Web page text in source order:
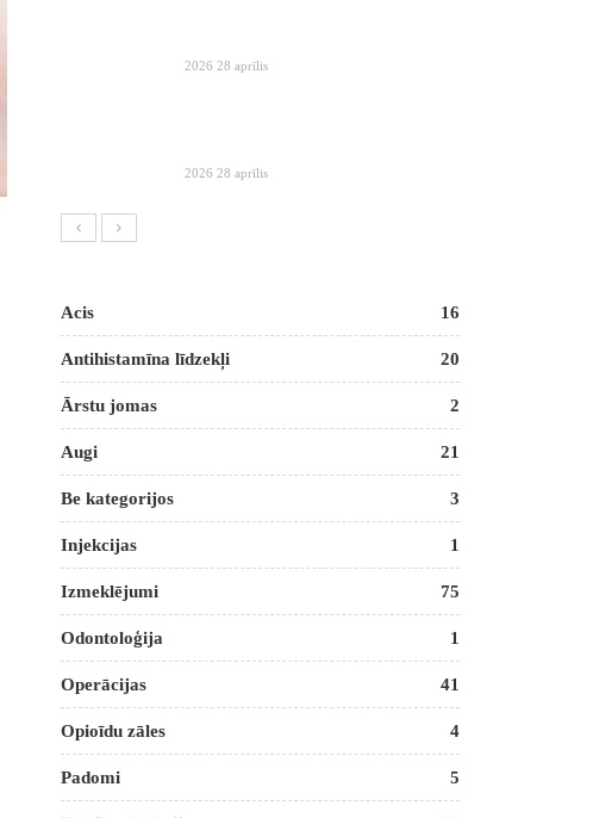
2026 28 aprīlis
2026 28 aprīlis
Acis 16
Antihistamīna līdzekļi 20
Ārstu jomas 2
Augi 21
Be kategorijos 3
Injekcijas 1
Izmeklējumi 75
Odontoloģija 1
Operācijas 41
Opioīdu zāles 4
Padomi 5